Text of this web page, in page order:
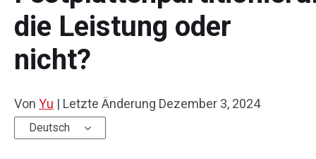
die Leistung oder
nicht?
Von Yu | Letzte Änderung Dezember 3, 2024
Deutsch